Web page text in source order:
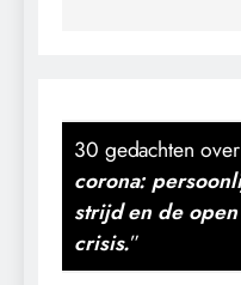
30 gedachten
corona:
strijd en de
crisis.”